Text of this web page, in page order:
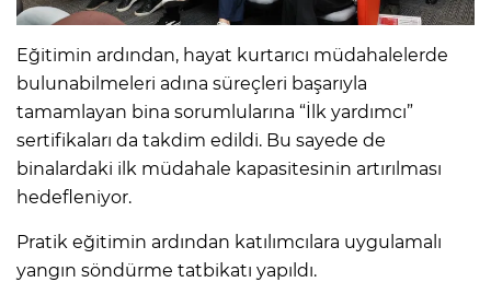
Eğitimin ardından, hayat kurtarıcı müdahalelerde
bulunabilmeleri adına süreçleri başarıyla
tamamlayan bina sorumlularına “İlk yardımcı”
sertifikaları da takdim edildi. Bu sayede de
binalardaki ilk müdahale kapasitesinin artırılması
hedefleniyor.
Pratik eğitimin ardından katılımcılara uygulamalı
yangın söndürme tatbikatı yapıldı.